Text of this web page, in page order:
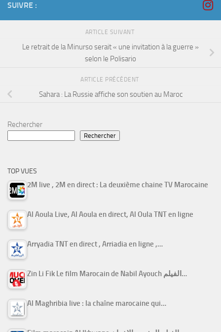
SUIVRE :
ARTICLE SUIVANT
Le retrait de la Minurso serait « une invitation à la guerre »
selon le Polisario
ARTICLE PRÉCÉDENT
Sahara : La Russie affiche son soutien au Maroc
Rechercher
Rechercher
TOP VUES
2M live , 2M en direct : La deuxième chaine TV Marocaine
Al Aoula Live, Al Aoula en direct, Al Oula TNT en ligne
Arryadia TNT en direct , Arriadia en ligne ,…
Zin Li Fik Le film Marocain de Nabil Ayouch الفيلم…
Al Maghribia live : la chaîne marocaine qui…